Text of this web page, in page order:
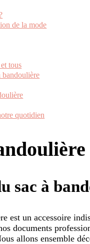
de la mode
tous
bandoulière
quotidien
sac à
est un accessoire
documents
allons ensemble